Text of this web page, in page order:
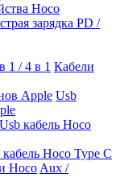
Hoco
зарядка PD /
Кабели
Usb
Usb кабель Hoco
кабель Hoco Type C
Aux /